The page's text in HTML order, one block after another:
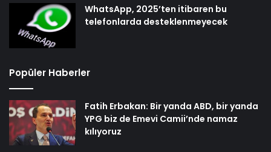
WhatsApp, 2025’ten itibaren bu
telefonlarda desteklenmeyecek
Popüler Haberler
Fatih Erbakan: Bir yanda ABD, bir yanda
YPG biz de Emevi Camii’nde namaz
kılıyoruz